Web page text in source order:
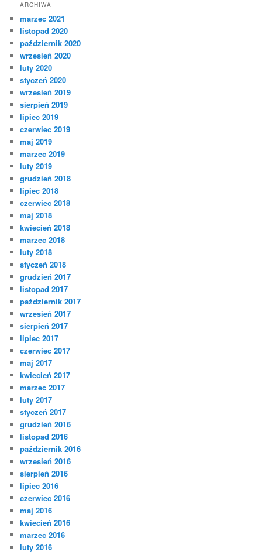
ARCHIWA
marzec 2021
listopad 2020
październik 2020
wrzesień 2020
luty 2020
styczeń 2020
wrzesień 2019
sierpień 2019
lipiec 2019
czerwiec 2019
maj 2019
marzec 2019
luty 2019
grudzień 2018
lipiec 2018
czerwiec 2018
maj 2018
kwiecień 2018
marzec 2018
luty 2018
styczeń 2018
grudzień 2017
listopad 2017
październik 2017
wrzesień 2017
sierpień 2017
lipiec 2017
czerwiec 2017
maj 2017
kwiecień 2017
marzec 2017
luty 2017
styczeń 2017
grudzień 2016
listopad 2016
październik 2016
wrzesień 2016
sierpień 2016
lipiec 2016
czerwiec 2016
maj 2016
kwiecień 2016
marzec 2016
luty 2016